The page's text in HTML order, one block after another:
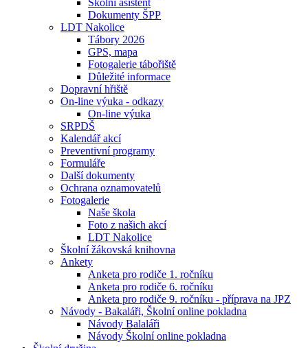
Školní asistent
Dokumenty ŠPP
LDT Nakolice
Tábory 2026
GPS, mapa
Fotogalerie tábořiště
Důležité informace
Dopravní hřiště
On-line výuka - odkazy
On-line výuka
SRPDŠ
Kalendář akcí
Preventivní programy
Formuláře
Další dokumenty
Ochrana oznamovatelů
Fotogalerie
Naše škola
Foto z našich akcí
LDT Nakolice
Školní žákovská knihovna
Ankety
Anketa pro rodiče 1. ročníku
Anketa pro rodiče 6. ročníku
Anketa pro rodiče 9. ročníku - příprava na JPZ
Návody - Bakaláři, Školní online pokladna
Návody Balaláři
Návody Školní online pokladna